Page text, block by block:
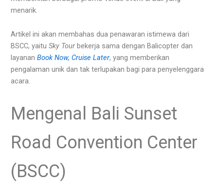
menarik.
Artikel ini akan membahas dua penawaran istimewa dari
BSCC, yaituSky Tour bekerja sama dengan Balicopter dan
layananBook Now, Cruise Later, yang memberikan
pengalaman unik dan tak terlupakan bagi para penyelenggara
acara.
Mengenal Bali Sunset
Road Convention Center
(BSCC)